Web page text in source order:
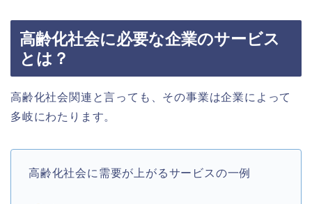
高齢化社会に必要な企業のサービス
とは？
高齢化社会関連と言っても、その事業は企業によって
多岐にわたります。
高齢化社会に需要が上がるサービスの一例